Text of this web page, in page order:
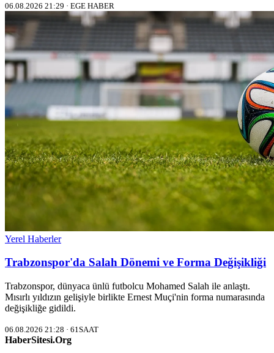
06.08.2026 21:29 · EGE HABER
Yerel Haberler
Trabzonspor'da Salah Dönemi ve Forma Değişikliği
Trabzonspor, dünyaca ünlü futbolcu Mohamed Salah ile anlaştı.
Mısırlı yıldızın gelişiyle birlikte Ernest Muçi'nin forma numarasında
değişikliğe gidildi.
06.08.2026 21:28 · 61SAAT
HaberSitesi.Org